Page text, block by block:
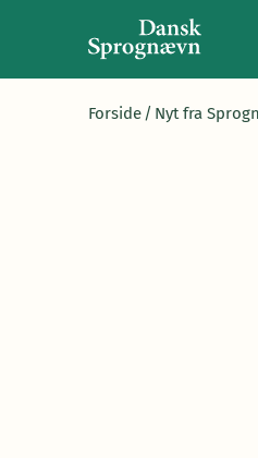
Forside / Nyt fra